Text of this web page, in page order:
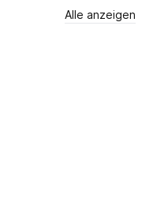
Alle anzeigen